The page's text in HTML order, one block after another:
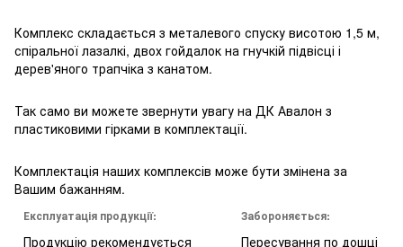
Комплекс складається з металевого спуску висотою 1,5 м,
спіральної лазалкі, двох гойдалок на гнучкій підвісці і
дерев'яного трапчіка з канатом.
Так само ви можете звернути увагу на ДК Авалон з
пластиковими гірками в комплектації.
Комплектація наших комплексів може бути змінена за
Вашим бажанням.
Експлуатація продукції: Забороняється:
Продукцію рекомендується
Пересування по дошці